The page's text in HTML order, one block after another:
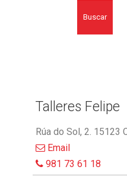
Buscar
Talleres Felipe
Rúa do Sol, 2. 15123
Email
981 73 61 18